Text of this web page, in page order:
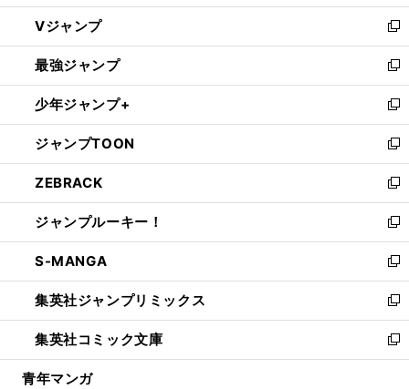
ウ
ィ
ン
ド
ウ
で
開
く
し
い
ウ
ィ
ン
ド
ウ
で
開
く
Vジャンプ
新
し
い
ウ
ィ
ン
ド
ウ
で
開
く
最強ジャンプ
新
し
い
ウ
ィ
ン
ド
ウ
で
開
く
少年ジャンプ+
新
し
い
ウ
ィ
ン
ド
ウ
で
開
く
ジャンプTOON
新
し
い
ウ
ィ
ン
ド
ウ
で
開
く
ZEBRACK
新
し
い
ウ
ィ
ン
ド
ウ
で
開
ジャンプルーキー！
新
し
い
ウ
ィ
ン
ド
ウ
S-MANGA
新
し
い
ウ
ィ
ン
集英社ジャンプリミックス
新
し
い
ウ
集英社コミック文庫
新
し
青年マンガ